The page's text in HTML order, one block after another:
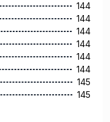
144
144
144
144
144
144
145
145